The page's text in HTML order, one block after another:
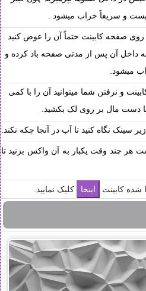
و سریعاً خراب میشود .
صفحه کابینت حتماً آن را عوض کنید
داخل آن پس از مدتی صفحه باد کرده و
میشود.
و نرفتن شما میتوانید آن را با کمی
با دست مال بر روی لک بکشید.
هر چند وقت یکبار به آن واکس بزنید تا
شده کابینت کلیک نمایید.